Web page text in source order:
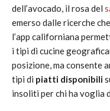
dell’avocado, il rosa del
emerso dalle ricerche
l’app californiana
i tipi di cucine
posizione, ma consente
tipi di piatti disponibili
insoliti per chi ha voglia